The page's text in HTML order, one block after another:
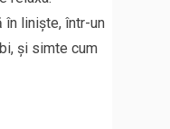
în liniște, într-un
și simte cum